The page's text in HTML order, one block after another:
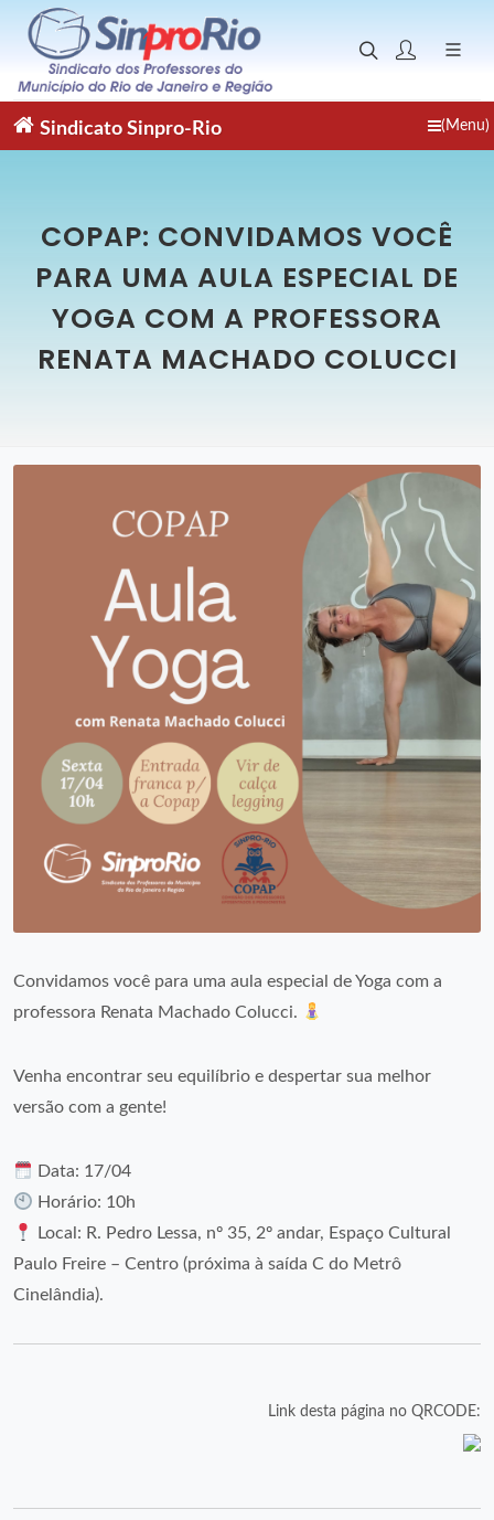
Sindicato Sinpro-Rio (Menu)
COPAP: CONVIDAMOS VOCÊ
PARA UMA AULA ESPECIAL DE
YOGA COM A PROFESSORA
RENATA MACHADO COLUCCI
Convidamos você para uma aula especial de Yoga com a
professora Renata Machado Colucci.
Venha encontrar seu equilíbrio e despertar sua melhor
versão com a gente!
Data: 17/04
Horário: 10h
Local: R. Pedro Lessa, nº 35, 2º andar, Espaço Cultural
Paulo Freire – Centro (próxima à saída C do Metrô
Cinelândia).
Link desta página no QRCODE: